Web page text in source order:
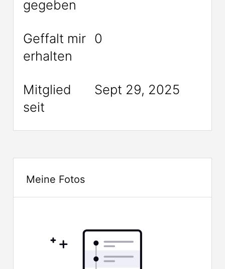
gegeben
Geffalt mir
erhalten
0
Mitglied
seit
Sept 29, 2025
Meine Fotos